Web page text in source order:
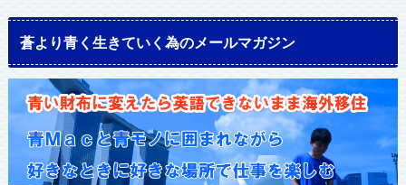
蒼より青く生きていく為のメールマガジン